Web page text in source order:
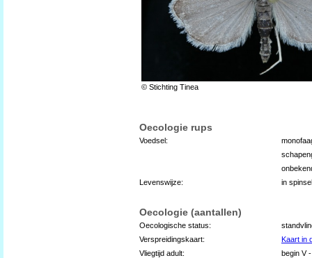
© Stichting Tinea
Oecologie rups
Voedsel:
Levenswijze:
in
Oecologie (aantallen)
Oecologische status:
Verspreidingskaart:
Kaart in
Vliegtijd adult:
begin V